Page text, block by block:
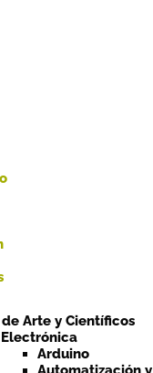
Arte y Científicos
Electrónica
Arduino